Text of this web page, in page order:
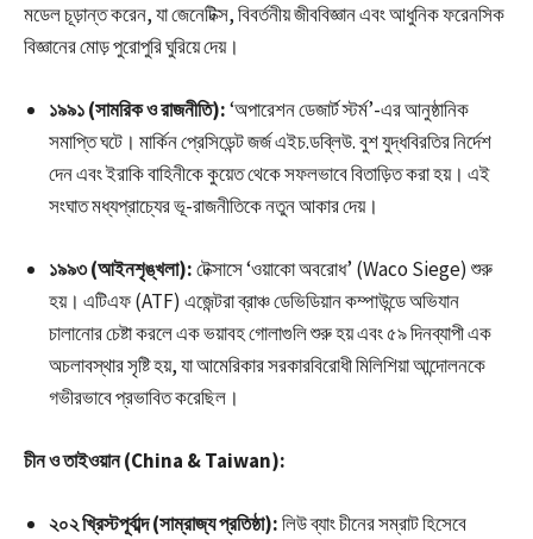
মডেল চূড়ান্ত করেন, যা জেনেটিক্স, বিবর্তনীয় জীববিজ্ঞান এবং আধুনিক ফরেনসিক
বিজ্ঞানের মোড় পুরোপুরি ঘুরিয়ে দেয়।
১৯৯১ (সামরিক ও রাজনীতি):‘অপারেশন ডেজার্ট স্টর্ম’-এর আনুষ্ঠানিক
সমাপ্তি ঘটে। মার্কিন প্রেসিডেন্ট জর্জ এইচ.ডব্লিউ. বুশ যুদ্ধবিরতির নির্দেশ
দেন এবং ইরাকি বাহিনীকে কুয়েত থেকে সফলভাবে বিতাড়িত করা হয়। এই
সংঘাত মধ্যপ্রাচ্যের ভূ-রাজনীতিকে নতুন আকার দেয়।
১৯৯৩ (আইনশৃঙ্খলা):টেক্সাসে ‘ওয়াকো অবরোধ’ (Waco Siege) শুরু
হয়। এটিএফ (ATF) এজেন্টরা ব্রাঞ্চ ডেভিডিয়ান কম্পাউন্ডে অভিযান
চালানোর চেষ্টা করলে এক ভয়াবহ গোলাগুলি শুরু হয় এবং ৫৯ দিনব্যাপী এক
অচলাবস্থার সৃষ্টি হয়, যা আমেরিকার সরকারবিরোধী মিলিশিয়া আন্দোলনকে
গভীরভাবে প্রভাবিত করেছিল।
চীন ও তাইওয়ান (China & Taiwan):
২০২ খ্রিস্টপূর্বাব্দ (সাম্রাজ্য প্রতিষ্ঠা):লিউ ব্যাং চীনের সম্রাট হিসেবে